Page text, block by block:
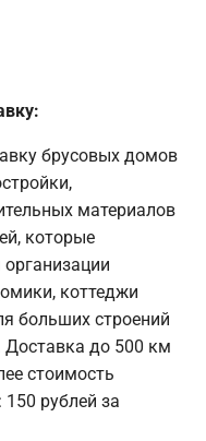
брусовых домов
материалов
которые
коттеджи
больших строений
до 500 км
стоимость
рублей за